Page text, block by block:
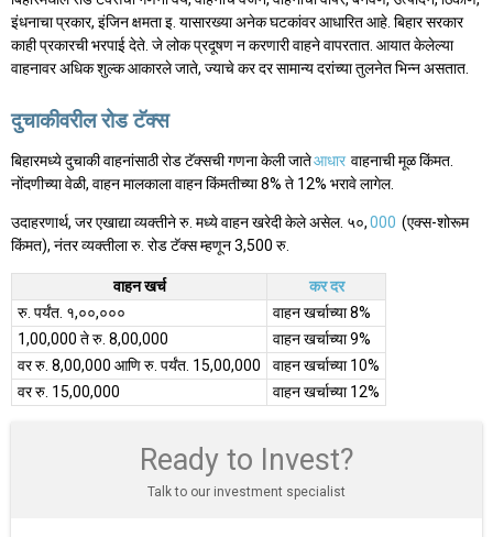
इंधनाचा प्रकार, इंजिन क्षमता इ. यासारख्या अनेक घटकांवर आधारित आहे. बिहार सरकार
काही प्रकारची भरपाई देते. जे लोक प्रदूषण न करणारी वाहने वापरतात. आयात केलेल्या
वाहनावर अधिक शुल्क आकारले जाते, ज्याचे कर दर सामान्य दरांच्या तुलनेत भिन्न असतात.
दुचाकीवरील रोड टॅक्स
बिहारमध्ये दुचाकी वाहनांसाठी रोड टॅक्सची गणना केली जातेआधार वाहनाची मूळ किंमत.
नोंदणीच्या वेळी, वाहन मालकाला वाहन किंमतीच्या 8% ते 12% भरावे लागेल.
उदाहरणार्थ, जर एखाद्या व्यक्तीने रु. मध्ये वाहन खरेदी केले असेल. ५०,000 (एक्स-शोरूम
किंमत), नंतर व्यक्तीला रु. रोड टॅक्स म्हणून 3,500 रु.
वाहन खर्च
कर दर
रु. पर्यंत. १,००,०००
वाहन खर्चाच्या 8%
1,00,000 ते रु. 8,00,000
वाहन खर्चाच्या 9%
वर रु. 8,00,000 आणि रु. पर्यंत. 15,00,000
वाहन खर्चाच्या 10%
वर रु. 15,00,000
वाहन खर्चाच्या 12%
Ready to Invest?
Talk to our investment specialist